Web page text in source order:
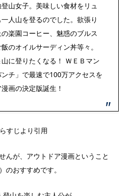
山女子。美味しい食材をリュ
人山を登るのでした。欲張り
楽園コーヒー、魅惑のブルス
のオイルサーディン丼等々。
に登りたくなる！ ＷＥＢマン
チ」で最速で100万アクセスを
画の決定版誕生！
すじより引用
んが、アウトドア漫画ということ
のおすすめです。